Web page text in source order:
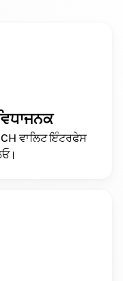
ਵਾਲਿਟ ਇੰਟਰਫੇਸ